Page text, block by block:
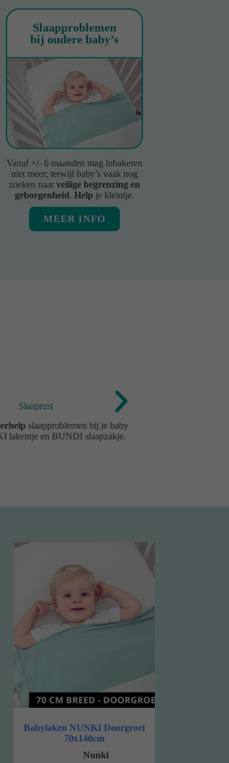
Slaapproblemen
bij oudere baby’s
Vanaf +/- 6 maanden mag inbakeren
niet meer; terwijl baby’s vaak nog
zoeken naar veilige begrenzing en
geborgenheid. Help je kleintje.
MEER INFO
Slaaprust
slaapproblemen bij je baby
lakentje en BUNDI slaapzakje.
Babylaken NUNKI Doorgroei
70x140cm
Nunki